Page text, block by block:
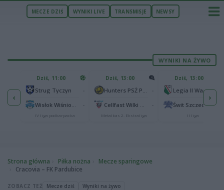
MECZE DZIŚ WYNIKI LIVE TRANSMISJE NEWSY
WYNIKI NA ŻYWO
‹
Podbeskidzie Bielsko-Biała2
2
Dziś, 11:00
Strug Tyczyn
IV liga podkarpacka
Dziś, 13:00
Metalkas 2. Ekstraliga
Dziś, 13:00
Legia II Warszawa
Świt Szczecin
II liga
›
Strona główna Piłka nożna
Mecze sparingowe
Cracovia – FK Pardubice
ZOBACZ TEŻ Mecze dziś Wyniki na żywo